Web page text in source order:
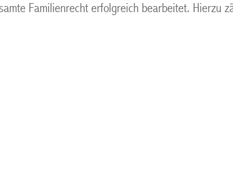
Familienrecht erfolgreich bearbeitet. Hierzu